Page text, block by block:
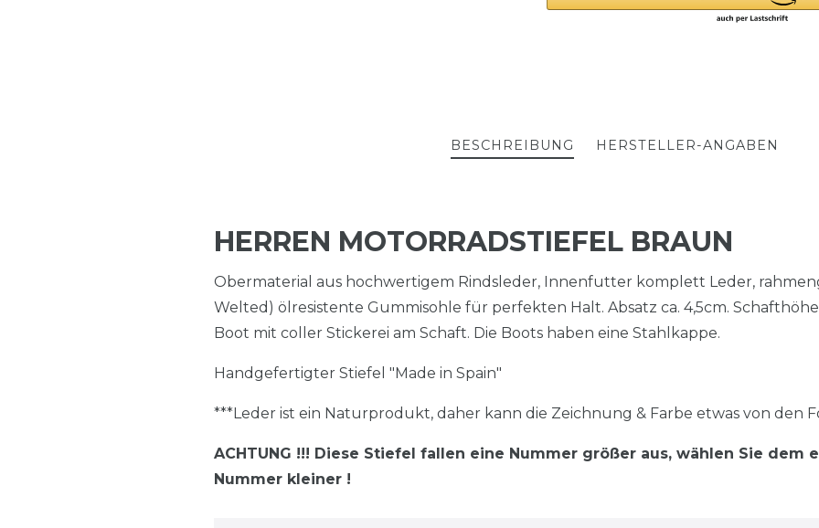
BESCHREIBUNG HERSTELLER-ANGABEN
HERREN MOTORRADSTIEFEL BRAUN
Obermaterial aus hochwertigem Rindsleder, Innenfutter komplett Leder,
Welted) ölresistente Gummisohle für perfekten Halt. Absatz ca. 4,5cm.
Boot mit coller Stickerei am Schaft. Die Boots haben eine Stahlkappe.
Handgefertigter Stiefel "Made in Spain"
***Leder ist ein Naturprodukt, daher kann die Zeichnung & Farbe etwas von den
ACHTUNG !!! Diese Stiefel fallen eine Nummer größer aus, wählen Sie dem
Nummer kleiner !